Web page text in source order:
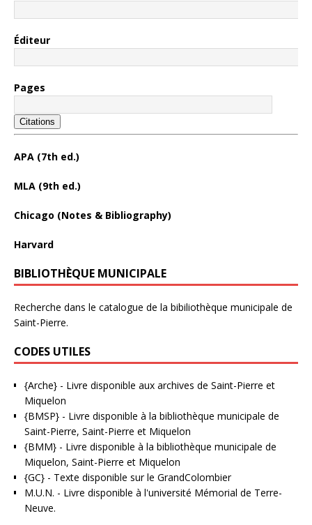
Éditeur
Pages
Citations
APA (7th ed.)
MLA (9th ed.)
Chicago (Notes & Bibliography)
Harvard
BIBLIOTHÈQUE MUNICIPALE
Recherche dans le catalogue de la bibiliothèque municipale de
Saint-Pierre.
CODES UTILES
{Arche} - Livre disponible aux archives de Saint-Pierre et
Miquelon
{BMSP} - Livre disponible à la bibliothèque municipale de
Saint-Pierre, Saint-Pierre et Miquelon
{BMM} - Livre disponible à la bibliothèque municipale de
Miquelon, Saint-Pierre et Miquelon
{GC} - Texte disponible sur le GrandColombier
M.U.N. - Livre disponible à l'université Mémorial de Terre-
Neuve.